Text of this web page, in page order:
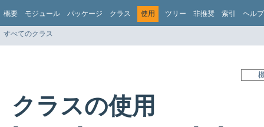
概要 モジュール パッケージ クラス 使用 ツリー 非推奨 索引 ヘルプ
すべてのクラス
クラスの使用